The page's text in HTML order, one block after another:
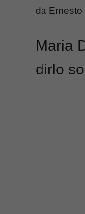
da Ernesto
Maria
dirlo